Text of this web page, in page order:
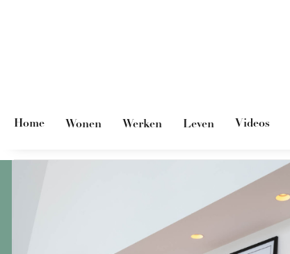
Home Wonen Werken Leven Videos